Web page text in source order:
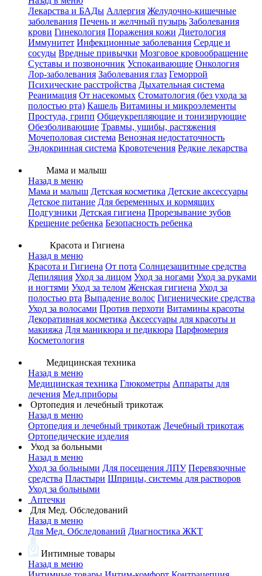
Лекарства и БАДы Аллергия Желудочно-кишечные
заболевания Печень и желчный пузырь Заболевания
крови Гинекология Поражения кожи Диетология
Иммунитет Инфекционные заболевания Сердце и
сосуды Вредные привычки Мозговое кровообращение
Суставы и позвоночник Успокаивающие Онкология
Лор-заболевания Заболевания глаз Геморрой
Психические расстройства Дыхательная система
Реанимация От насекомых Стоматология (без ухода за
полостью рта) Кашель Витамины и микроэлементы
Простуда, грипп Общеукрепляющие и тонизирующие
Обезболивающие Травмы, ушибы, растяжения
Мочеполовая система Венозная недостаточность
Эндокринная система Кровотечения Редкие лекарства
Мама и малыш
Назад в меню
Мама и малыш Детская косметика Детские аксессуары
Детское питание Для беременных и кормящих
Подгузники Детская гигиена Прорезывание зубов
Крещение ребенка Безопасность ребенка
Красота и Гигиена
Назад в меню
Красота и Гигиена От пота Солнцезащитные средства
Депиляция Уход за лицом Уход за ногами Уход за руками
и ногтями Уход за телом Женская гигиена Уход за
полостью рта Выпадение волос Гигиенические средства
Уход за волосами Против перхоти Витамины красоты
Декоративная косметика Аксессуары для красоты и
макияжа Для маникюра и педикюра Парфюмерия
Косметология
Медицинская техника
Назад в меню
Медицинская техника Глюкометры Аппараты для
лечения Мед.приборы
Ортопедия и лечебный трикотаж
Назад в меню
Ортопедия и лечебный трикотаж Лечебный трикотаж
Ортопедические изделия
Уход за больными
Назад в меню
Уход за больными Для посещения ЛПУ Перевязочные
средства Пластыри Шприцы, системы для растворов
Уход за больными
Аптечки
Для Мед. Обследований
Назад в меню
Для Мед. Обследований Диагностика ЖКТ
Интимные товары
Назад в меню